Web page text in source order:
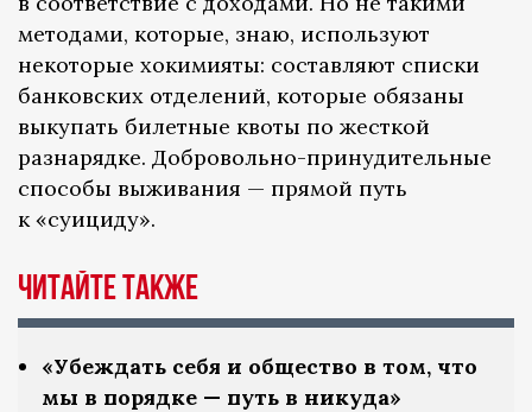
методами, которые, знаю, используют
некоторые хокимияты: составляют списки
банковских отделений, которые обязаны
выкупать билетные квоты по жесткой
разнарядке. Добровольно-принудительные
способы выживания — прямой путь
к «суициду».
Читайте также
«Убеждать себя и общество в том, что
мы в порядке — путь в никуда»